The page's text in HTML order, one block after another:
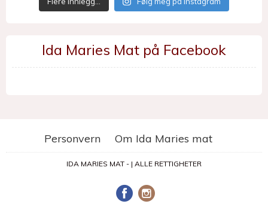
Ida Maries Mat på Facebook
Personvern Om Ida Maries mat
IDA MARIES MAT - | ALLE RETTIGHETER